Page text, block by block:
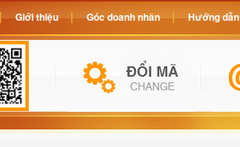
Giới thiệu Góc doanh nhân Hướng